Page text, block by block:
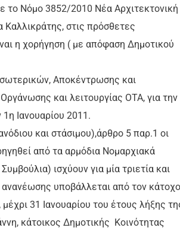
το Νόμο 3852/2010 Νέα Αρχιτεκτονική
στις πρόσθετες
η χορήγηση ( με απόφαση Δημοτικού
Αποκέντρωσης και
και λειτουργίας ΟΤΑ, για την
Ιανουαρίου 2011.
και στάσιμου),άρθρο 5 παρ.1 οι
από τα αρμόδια Νομαρχιακά
ισχύουν για μία τριετία και
ανανέωσης υποβάλλεται από τον κάτοχο
31 Ιανουαρίου του έτους λήξης
κάτοικος Δημοτικής Κοινότητας